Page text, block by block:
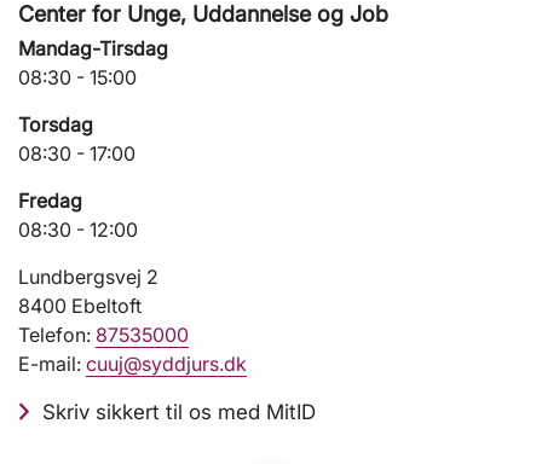
Center for Unge, Uddannelse og Job
Mandag-Tirsdag
08:30 - 15:00
Torsdag
08:30 - 17:00
Fredag
08:30 - 12:00
Lundbergsvej 2
8400 Ebeltoft
Telefon: 87535000
E-mail: cuuj@syddjurs.dk
Skriv sikkert til os med MitID